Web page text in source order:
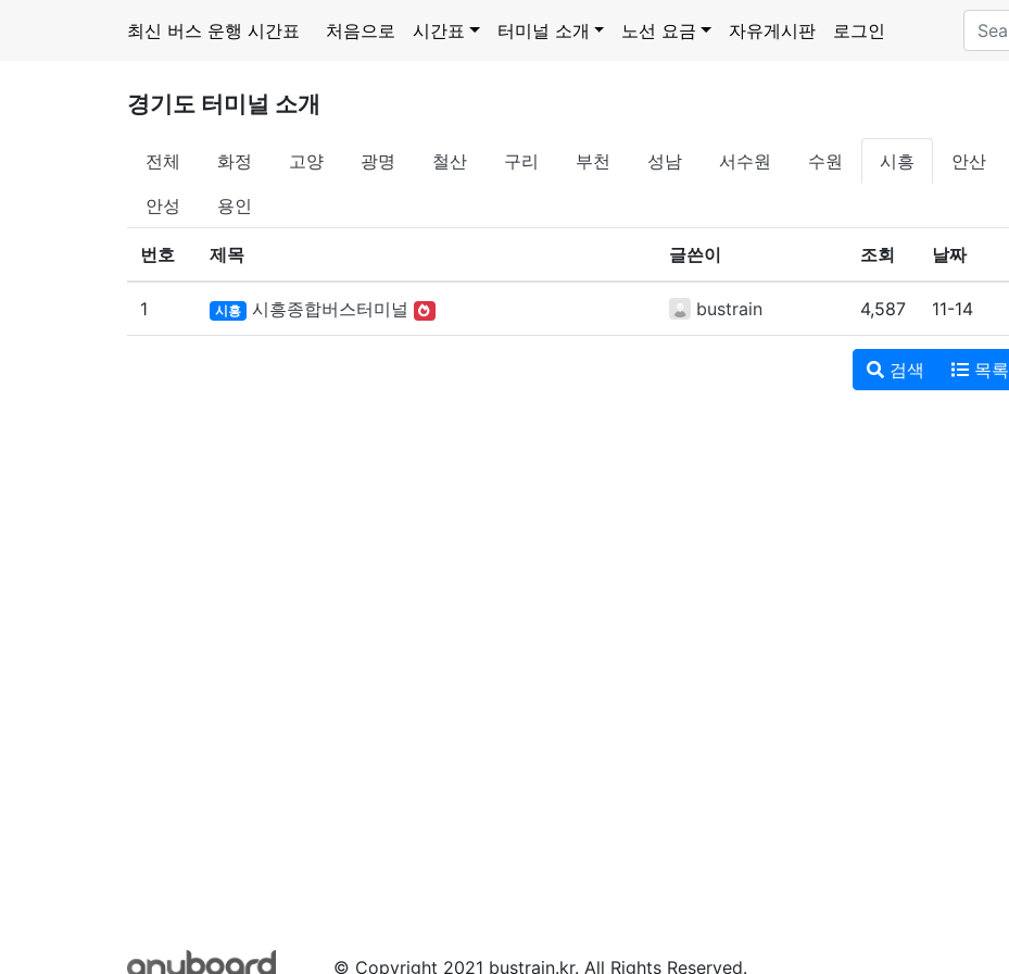
최신 버스 운행 시간표 처음으로 시간표 터미널 소개 노선 요금 자유게시판 로그인
경기도 터미널 소개
전체 화정 고양 광명 철산 구리 부천 성남 서수원 수원 시흥 안산
안성 용인
번호 제목 글쓴이 조회 날짜
1 시흥 시흥종합버스터미널 bustrain 4,587 11-14
검색 목록
© Copyright 2021 bustrain.kr. All Rights Reserved.